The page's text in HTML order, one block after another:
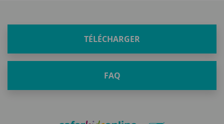
TÉLÉCHARGER
FAQ